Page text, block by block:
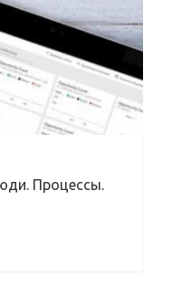
Процессы.